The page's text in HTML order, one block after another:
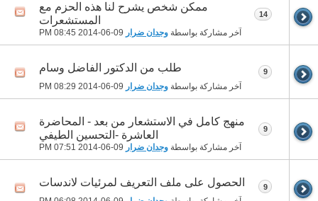
ممكن شخص يشرح لنا هذه الحزم مع
المستشعرات
آخر مشاركة بواسطة وجدان ضرار 08:45 PM
14
طلب من الدكتور الفاضل وسام
آخر مشاركة بواسطة وجدان ضرار 08:29 PM
9
منهج كامل في الاستشعار من بعد - المحاضرة
العاشرة -التحسين الطيفي
آخر مشاركة بواسطة وجدان ضرار 07:51 PM
9
الحصول على ملف التعريف لمرئيات لاندسات 9